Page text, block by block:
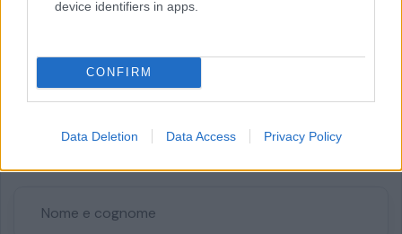
device identifiers in apps.
CONFIRM
Data Deletion Data Access Privacy Policy
Fissa un appuntamento
presto cercando di consigliarti al meglio con
professionalità